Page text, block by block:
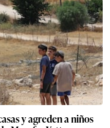
y agreden a niños